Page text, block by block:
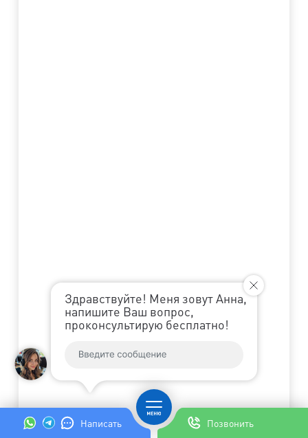
Написать Позвонить
Здравствуйте! Меня зовут Анна,
напишите Ваш вопрос,
проконсультирую бесплатно!